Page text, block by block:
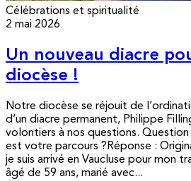
Célébrations et spiritualité
2 mai 2026
Un nouveau diacre
diocèse !
Notre diocèse se réjouit de
d’un diacre permanent, Philippe
volontiers à nos questions.
est votre parcours ?Réponse :
je suis arrivé en Vaucluse pour mon
âgé de 59 ans, marié avec...